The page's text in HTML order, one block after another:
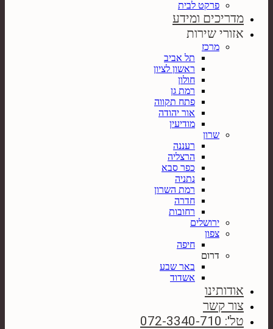
פרקט לבית
מדריכים ומידע
אזורי שירות
מרכז
תל אביב
ראשון לציון
חולון
רמת גן
פתח תקווה
אור יהודה
מודיעין
שרון
רעננה
הרצליה
כפר סבא
נתניה
רמת השרון
חדרה
רחובות
ירושלים
צפון
חיפה
דרום
באר שבע
אשדוד
אודותינו
צור קשר
טל': 072-3340-710